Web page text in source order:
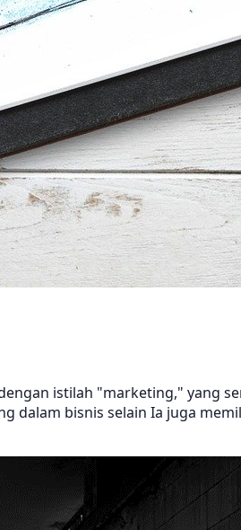
istilah "marketing," yang
bisnis selain Ia juga